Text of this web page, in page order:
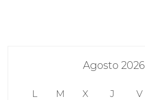
Agosto 2026
L M X J V